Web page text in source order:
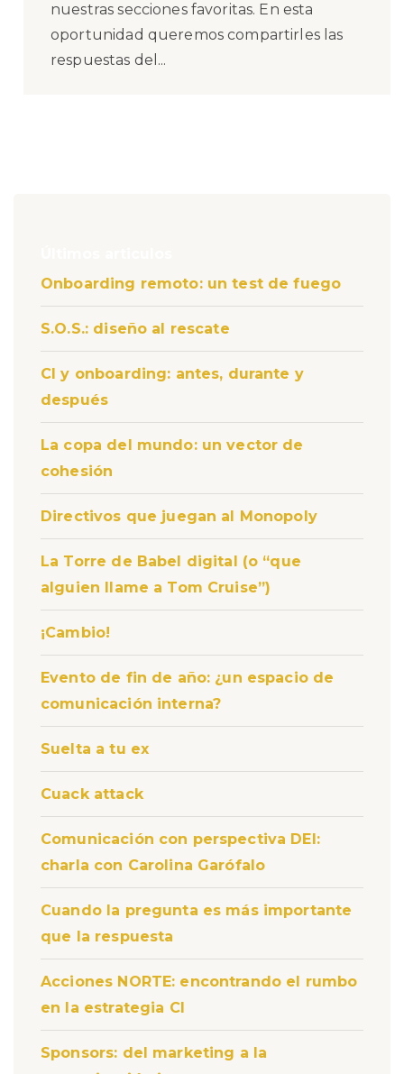
nuestras secciones favoritas. En esta
oportunidad queremos compartirles las
respuestas del...
Onboarding remoto: un test de fuego
S.O.S.: diseño al rescate
CI y onboarding: antes, durante y
después
La copa del mundo: un vector de
cohesión
Directivos que juegan al Monopoly
La Torre de Babel digital (o “que
alguien llame a Tom Cruise”)
¡Cambio!
Evento de fin de año: ¿un espacio de
comunicación interna?
Suelta a tu ex
Cuack attack
Comunicación con perspectiva DEI:
charla con Carolina Garófalo
Cuando la pregunta es más importante
que la respuesta
Acciones NORTE: encontrando el rumbo
en la estrategia CI
Sponsors: del marketing a la